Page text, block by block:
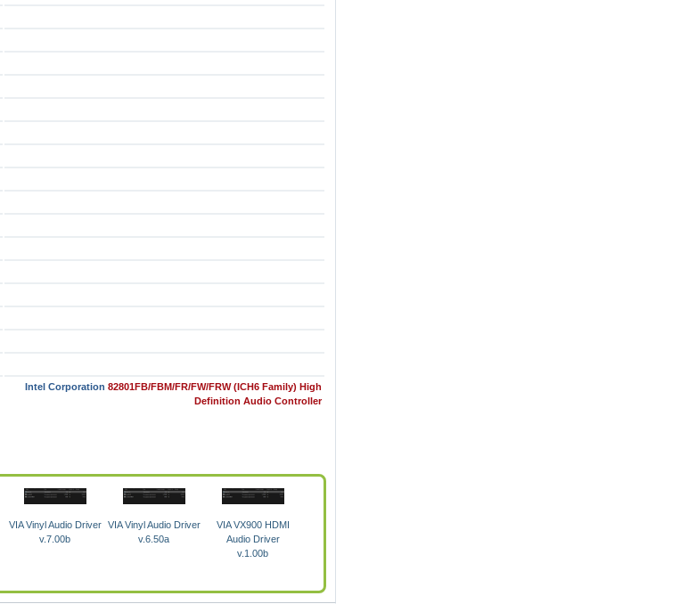
Intel Corporation 82801FB/FBM/FR/FW/FRW (ICH6 Family) High
Definition Audio Controller
VIA Vinyl Audio Driver
v.7.00b
VIA Vinyl Audio Driver
v.6.50a
VIA VX900 HDMI
Audio Driver
v.1.00b